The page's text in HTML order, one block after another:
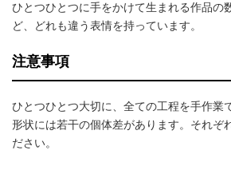
ひとつひとつに手をかけて生まれる作品の
ど、どれも違う表情を持っています。
注意事項
ひとつひとつ大切に、全ての工程を手作業
形状には若干の個体差があります。それぞ
ださい。